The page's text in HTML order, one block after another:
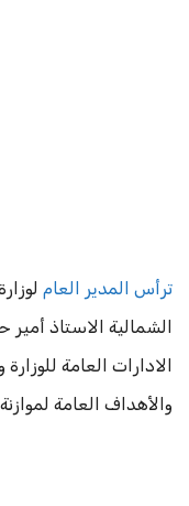
ترأس المدير العام
الشمالية الاستاذ
الادارات العامة
والأهداف العامة لموازنة